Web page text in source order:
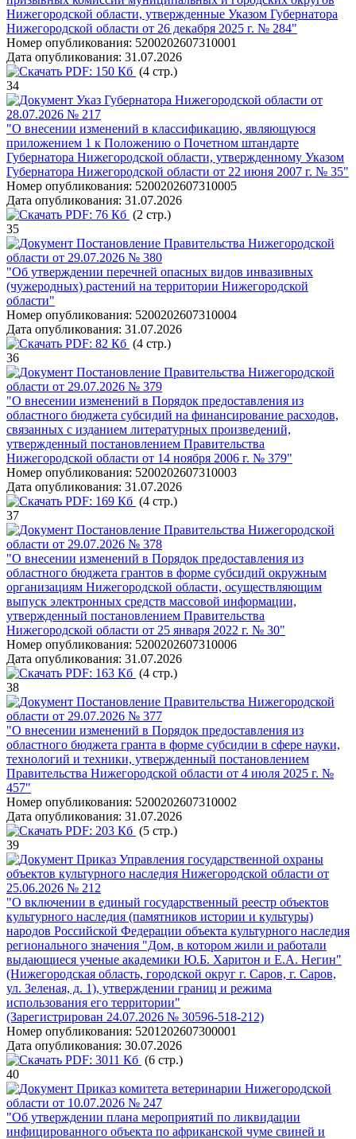
Нижегородской области, утвержденные Указом Губернатора
Нижегородской области от 26 декабря 2025 г. № 284"
Номер опубликования: 5200202607310001
Дата опубликования: 31.07.2026
PDF: 150 Кб (4 стр.)
34
Указ Губернатора Нижегородской области от
28.07.2026 № 217
"О внесении изменений в классификацию, являющуюся
приложением 1 к Положению о Почетном штандарте
Губернатора Нижегородской области, утвержденному Указом
Губернатора Нижегородской области от 22 июня 2007 г. № 35"
Номер опубликования: 5200202607310005
Дата опубликования: 31.07.2026
PDF: 76 Кб (2 стр.)
35
Постановление Правительства Нижегородской
области от 29.07.2026 № 380
"Об утверждении перечней опасных видов инвазивных
(чужеродных) растений на территории Нижегородской
области"
Номер опубликования: 5200202607310004
Дата опубликования: 31.07.2026
PDF: 82 Кб (4 стр.)
36
Постановление Правительства Нижегородской
области от 29.07.2026 № 379
"О внесении изменений в Порядок предоставления из
областного бюджета субсидий на финансирование расходов,
связанных с изданием литературных произведений,
утвержденный постановлением Правительства
Нижегородской области от 14 ноября 2006 г. № 379"
Номер опубликования: 5200202607310003
Дата опубликования: 31.07.2026
PDF: 169 Кб (4 стр.)
37
Постановление Правительства Нижегородской
области от 29.07.2026 № 378
"О внесении изменений в Порядок предоставления из
областного бюджета грантов в форме субсидий окружным
организациям Нижегородской области, осуществляющим
выпуск электронных средств массовой информации,
утвержденный постановлением Правительства
Нижегородской области от 25 января 2022 г. № 30"
Номер опубликования: 5200202607310006
Дата опубликования: 31.07.2026
PDF: 163 Кб (4 стр.)
38
Постановление Правительства Нижегородской
области от 29.07.2026 № 377
"О внесении изменений в Порядок предоставления из
областного бюджета гранта в форме субсидии в сфере науки,
технологий и техники, утвержденный постановлением
Правительства Нижегородской области от 4 июля 2025 г. №
457"
Номер опубликования: 5200202607310002
Дата опубликования: 31.07.2026
PDF: 203 Кб (5 стр.)
39
Приказ Управления государственной охраны
объектов культурного наследия Нижегородской области от
25.06.2026 № 212
"О включении в единый государственный реестр объектов
культурного наследия (памятников истории и культуры)
народов Российской Федерации объекта культурного наследия
регионального значения "Дом, в котором жили и работали
выдающиеся ученые академики Ю.Б. Харитон и Е.А. Негин"
(Нижегородская область, городской округ г. Саров, г. Саров,
ул. Зеленая, д. 1), утверждении границ и режима
использования его территории"
(Зарегистрирован 24.07.2026 № 30596-518-212)
Номер опубликования: 5201202607300001
Дата опубликования: 30.07.2026
PDF: 3011 Кб (6 стр.)
40
Приказ комитета ветеринарии Нижегородской
области от 10.07.2026 № 247
"Об утверждении плана мероприятий по ликвидации
инфицированного объекта по африканской чуме свиней и